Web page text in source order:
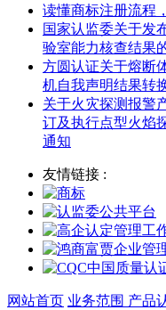
读懂商标注册流程
国家认监委关于发
验室能力核查结果
方圆认证关于熔断
机自我声明结果转
关于火灾探测报警
订及执行点型火焰
通知
友情链接 :
网站首页 业务范围 产品